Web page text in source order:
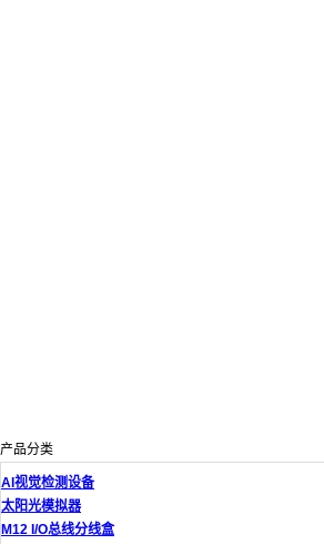
产品分类
AI视觉检测设备
太阳光模拟器
M12 I/O总线分线盒